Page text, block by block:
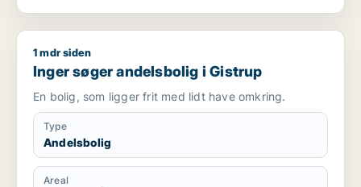
Inger søger andelsbolig i Gistrup
1 mdr siden
Inger søger andelsbolig i Gistrup
En bolig, som ligger frit med lidt have omkring.
Type
Andelsbolig
Areal